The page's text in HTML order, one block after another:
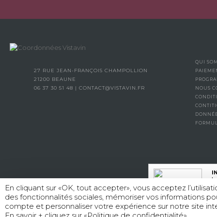
27 RUE JEAN-FRANÇOIS CHAMPOLLION
21200 BEAUNE
06 37 30 51 48 | CONTACT@VISTAVIN.FR
QUI
NOUS
En cliquant sur «OK, tout accepter», vous acceptez
des fonctionnalités sociales, mémoriser vos informations
compte et personnaliser votre expérience sur notre site